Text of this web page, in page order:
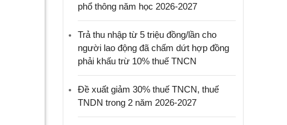
phổ thông năm học 2026-2027
Trả thu nhập từ 5 triệu đồng/lần cho
người lao động đã chấm dứt hợp đồng
phải khấu trừ 10% thuế TNCN
Đề xuất giảm 30% thuế TNCN, thuế
TNDN trong 2 năm 2026-2027